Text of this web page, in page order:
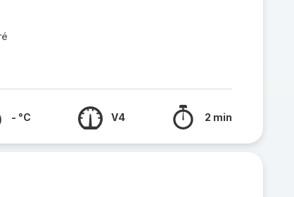
- °C V4 2 min